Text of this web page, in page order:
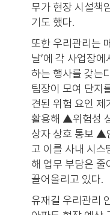
무가 현장 시설책
기도 했다.
또한 우리관리는
날’에 각 사업장
하는 행사를 갖는
팀장이 모여 단지
견된 위험 요인 제
활용해 ▲위험성
상자 상호 통보 ▲
고 이를 사내 시
해 업무 부담은 줄
끌어올리고 있다.
유재길 우리관리